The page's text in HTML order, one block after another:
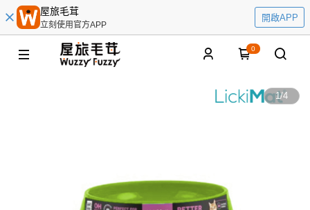
屋旅毛茸
立刻使用官方APP
開啟APP
0
1/4